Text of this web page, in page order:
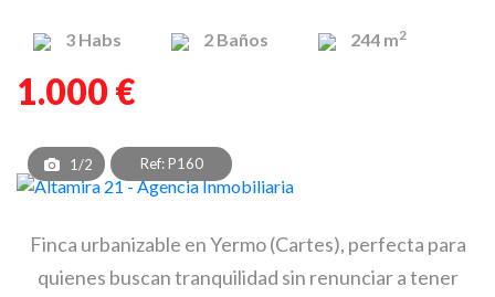
3 Habs 2 Baños 244 m2
1.000 €
1/2 Ref: P160
Finca urbanizable en Yermo (Cartes), perfecta para
quienes buscan tranquilidad sin renunciar a tener